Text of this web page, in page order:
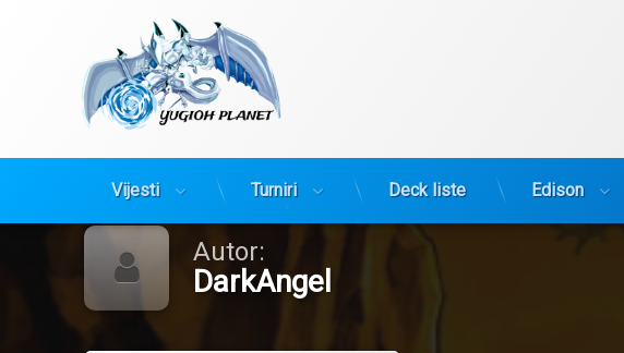
Vijesti Turniri Deck liste Edison
Autor:
DarkAngel